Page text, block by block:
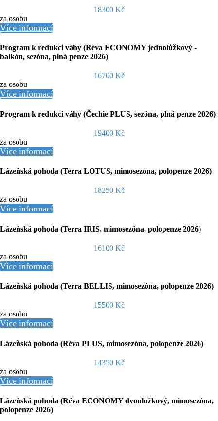
18300 Kč
za osobu
Více informací
Program k redukci váhy (Réva ECONOMY jednolůžkový -
balkón, sezóna, plná penze 2026)
16700 Kč
za osobu
Více informací
Program k redukci váhy (Čechie PLUS, sezóna, plná penze 2026)
19400 Kč
za osobu
Více informací
Lázeňská pohoda (Terra LOTUS, mimosezóna, polopenze 2026)
18250 Kč
za osobu
Více informací
Lázeňská pohoda (Terra IRIS, mimosezóna, polopenze 2026)
16100 Kč
za osobu
Více informací
Lázeňská pohoda (Terra BELLIS, mimosezóna, polopenze 2026)
15500 Kč
za osobu
Více informací
Lázeňská pohoda (Réva PLUS, mimosezóna, polopenze 2026)
14350 Kč
za osobu
Více informací
Lázeňská pohoda (Réva ECONOMY dvoulůžkový, mimosezóna,
polopenze 2026)